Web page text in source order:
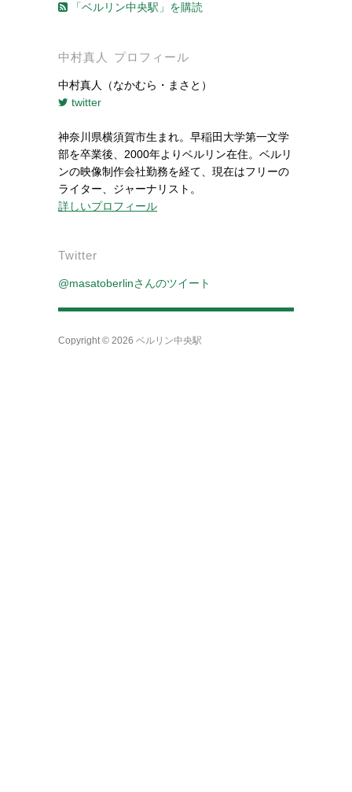
「ベルリン中央駅」を購読
中村真人 プロフィール
中村真人（なかむら・まさと）
twitter
神奈川県横須賀市生まれ。早稲田大学第一文学
部を卒業後、2000年よりベルリン在住。ベルリ
ンの映像制作会社勤務を経て、現在はフリーの
ライター、ジャーナリスト。
詳しいプロフィール
Twitter
@masatoberlinさんのツイート
Copyright © 2026 ベルリン中央駅